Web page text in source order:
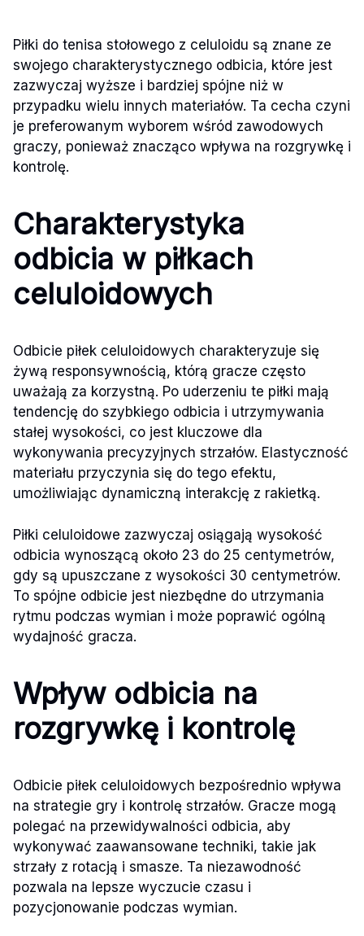
Piłki do tenisa stołowego z celuloidu są znane ze
swojego charakterystycznego odbicia, które jest
zazwyczaj wyższe i bardziej spójne niż w
przypadku wielu innych materiałów. Ta cecha czyni
je preferowanym wyborem wśród zawodowych
graczy, ponieważ znacząco wpływa na rozgrywkę i
kontrolę.
Charakterystyka
odbicia w piłkach
celuloidowych
Odbicie piłek celuloidowych charakteryzuje się
żywą responsywnością, którą gracze często
uważają za korzystną. Po uderzeniu te piłki mają
tendencję do szybkiego odbicia i utrzymywania
stałej wysokości, co jest kluczowe dla
wykonywania precyzyjnych strzałów. Elastyczność
materiału przyczynia się do tego efektu,
umożliwiając dynamiczną interakcję z rakietką.
Piłki celuloidowe zazwyczaj osiągają wysokość
odbicia wynoszącą około 23 do 25 centymetrów,
gdy są upuszczane z wysokości 30 centymetrów.
To spójne odbicie jest niezbędne do utrzymania
rytmu podczas wymian i może poprawić ogólną
wydajność gracza.
Wpływ odbicia na
rozgrywkę i kontrolę
Odbicie piłek celuloidowych bezpośrednio wpływa
na strategie gry i kontrolę strzałów. Gracze mogą
polegać na przewidywalności odbicia, aby
wykonywać zaawansowane techniki, takie jak
strzały z rotacją i smasze. Ta niezawodność
pozwala na lepsze wyczucie czasu i
pozycjonowanie podczas wymian.